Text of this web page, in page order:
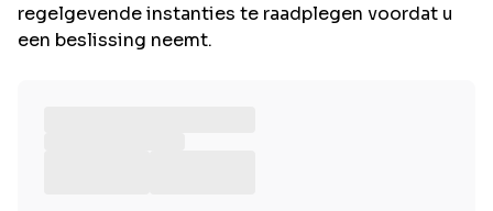
regelgevende instanties te raadplegen voordat u
een beslissing neemt.